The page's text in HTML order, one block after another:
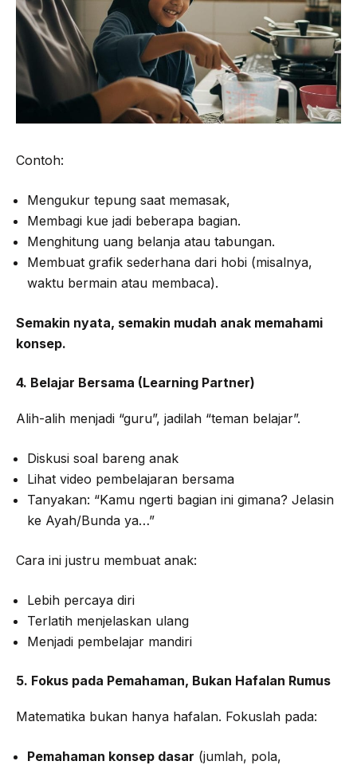
Contoh:
Mengukur tepung saat memasak,
Membagi kue jadi beberapa bagian.
Menghitung uang belanja atau tabungan.
Membuat grafik sederhana dari hobi (misalnya,
waktu bermain atau membaca).
Semakin nyata, semakin mudah anak memahami
konsep.
4. Belajar Bersama (Learning Partner)
Alih-alih menjadi “guru”, jadilah “teman belajar”.
Diskusi soal bareng anak
Lihat video pembelajaran bersama
Tanyakan: “Kamu ngerti bagian ini gimana? Jelasin
ke Ayah/Bunda ya…”
Cara ini justru membuat anak:
Lebih percaya diri
Terlatih menjelaskan ulang
Menjadi pembelajar mandiri
5. Fokus pada Pemahaman, Bukan Hafalan Rumus
Matematika bukan hanya hafalan. Fokuslah pada:
Pemahaman konsep dasar (jumlah, pola,